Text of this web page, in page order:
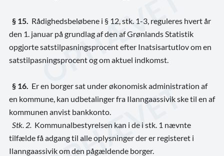
§ 15. Rådighedsbeløbene i § 12, stk. 1-3, reguleres hvert år
den 1. januar på grundlag af den af Grønlands Statistik
opgjorte satstilpasningsprocent efter Inatsisartutlov om en
satstilpasningsprocent og om aktuel indkomst.
§ 16. Er en borger sat under økonomisk administration af
en kommune, kan udbetalinger fra Ilanngaassivik ske til en af
kommunen anvist bankkonto.
Stk. 2. Kommunalbestyrelsen kan i de i stk. 1 nævnte
tilfælde få adgang til alle oplysninger der er registeret i
Ilanngaassivik om den pågældende borger.